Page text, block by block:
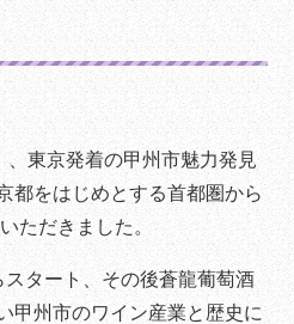
東京発着の甲州市魅力発見
都をはじめとする首都圏から
ただきました。
タート、その後蒼龍葡萄酒
甲州市のワイン産業と歴史に